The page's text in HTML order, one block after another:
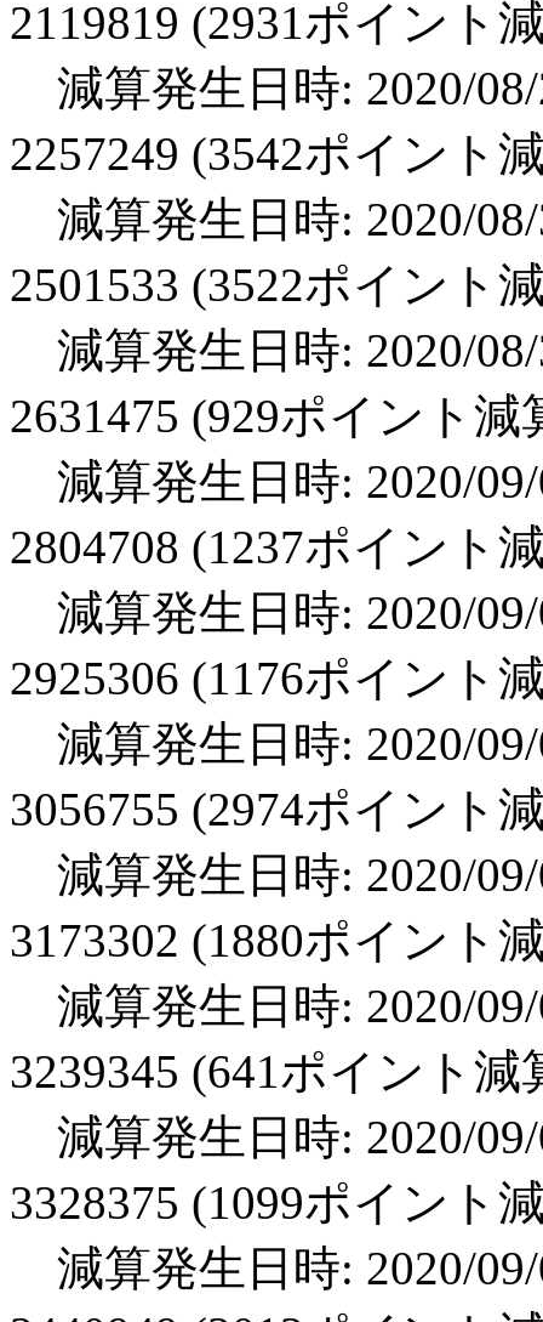
2119819 (2931ポイント
減算発生日時: 2020/
2257249 (3542ポイント
減算発生日時: 2020/
2501533 (3522ポイント
減算発生日時: 2020/
2631475 (929ポイント減
減算発生日時: 2020/
2804708 (1237ポイント
減算発生日時: 2020/
2925306 (1176ポイント
減算発生日時: 2020/
3056755 (2974ポイント
減算発生日時: 2020/
3173302 (1880ポイント
減算発生日時: 2020/
3239345 (641ポイント減
減算発生日時: 2020/
3328375 (1099ポイント
減算発生日時: 2020/